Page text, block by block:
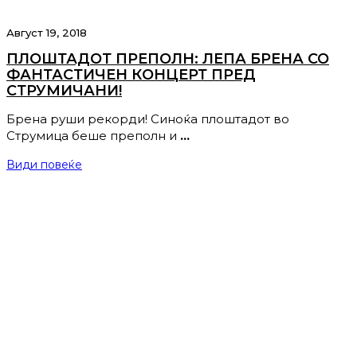
Август 19, 2018
ПЛОШТАДОТ ПРЕПОЛН: ЛЕПА БРЕНА СО
ФАНТАСТИЧЕН КОНЦЕРТ ПРЕД
СТРУМИЧАНИ!
Брена руши рекорди! Синоќа плоштадот во
Струмица беше преполн и …
Види повеќе